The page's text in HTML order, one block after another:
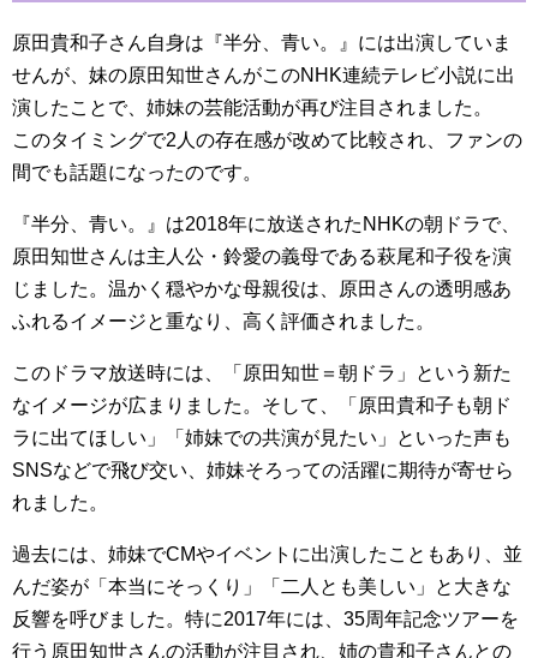
原田貴和子さん自身は『半分、青い。』には出演していま
せんが、妹の原田知世さんがこのNHK連続テレビ小説に出
演したことで、姉妹の芸能活動が再び注目されました。
このタイミングで2人の存在感が改めて比較され、ファンの
間でも話題になったのです。
『半分、青い。』は2018年に放送されたNHKの朝ドラで、
原田知世さんは主人公・鈴愛の義母である萩尾和子役を演
じました。温かく穏やかな母親役は、原田さんの透明感あ
ふれるイメージと重なり、高く評価されました。
このドラマ放送時には、「原田知世＝朝ドラ」という新た
なイメージが広まりました。そして、「原田貴和子も朝ド
ラに出てほしい」「姉妹での共演が見たい」といった声も
SNSなどで飛び交い、姉妹そろっての活躍に期待が寄せら
れました。
過去には、姉妹でCMやイベントに出演したこともあり、並
んだ姿が「本当にそっくり」「二人とも美しい」と大きな
反響を呼びました。特に2017年には、35周年記念ツアーを
行う原田知世さんの活動が注目され、姉の貴和子さんとの